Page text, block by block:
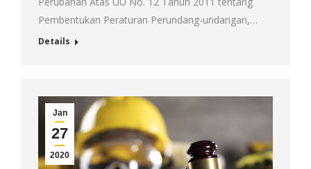
Pembentukan Peraturan Perundang-undangan,…
Details
Jan
27
2020